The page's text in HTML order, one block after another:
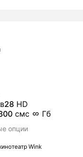
28 HD
смс Гб
опции
Wink